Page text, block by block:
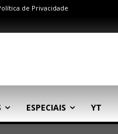
de Privacidade
ESPECIAIS YT